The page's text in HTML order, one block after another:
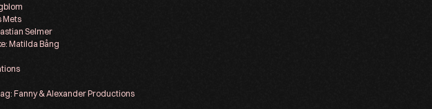
Mets
Selmer
Matilda Bång
Fanny & Alexander Productions